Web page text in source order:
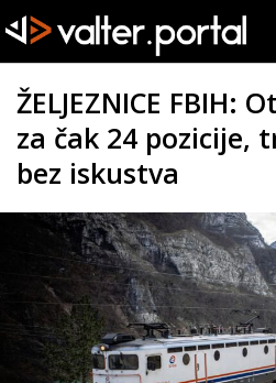
ŽELJEZNICE FBIH:
za čak 24 pozicije,
bez iskustva